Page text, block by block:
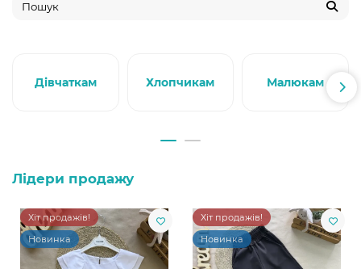
Дівчаткам Хлопчикам Малюкам
Лідери продажу
Хіт продажів!
Новинка
Хіт продажів!
Новинка